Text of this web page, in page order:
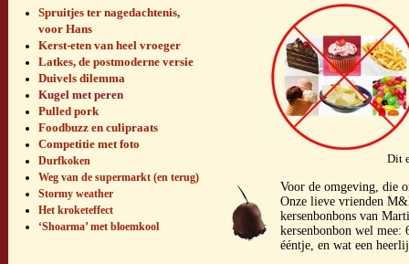
Spruitjes ter nagedachtenis,
voor Hans
Kerst-eten van heel vroeger
Latkes, de postmoderne versie
Duivels dilemma
Kugel met peren
Pulled pork
Foodbuzz en culipraats
Competitie met foto
Durfkoken
Weg van de supermarkt (en terug)
Stormy weather
Het kroketeffect
‘Shoarma’ met bloemkool
Dit
Voor de omgeving, die
Onze lieve vrienden
kersenbonbons van
kersenbonbon wel mee:
ééntje, en wat een